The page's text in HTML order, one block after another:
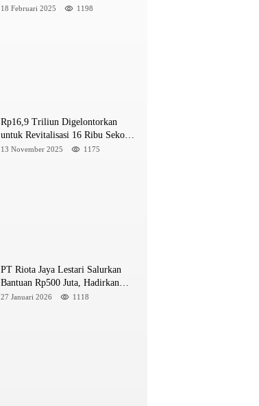
Dengan Peserta Terbanyak
18 Februari 2025 1198
Rp16,9 Triliun Digelontorkan
untuk Revitalisasi 16 Ribu Sekolah
di Seluruh Indonesia
13 November 2025 1175
PT Riota Jaya Lestari Salurkan
Bantuan Rp500 Juta, Hadirkan
Harapan bagi Korban Bencana di
27 Januari 2026 1118